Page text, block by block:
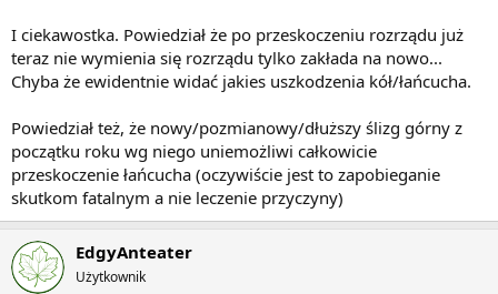
I ciekawostka. Powiedział że po przeskoczeniu rozrządu już
teraz nie wymienia się rozrządu tylko zakłada na nowo...
Chyba że ewidentnie widać jakies uszkodzenia kół/łańcucha.
Powiedział też, że nowy/pozmianowy/dłuższy ślizg górny z
początku roku wg niego uniemożliwi całkowicie
przeskoczenie łańcucha (oczywiście jest to zapobieganie
skutkom fatalnym a nie leczenie przyczyny)
EdgyAnteater
Użytkownik